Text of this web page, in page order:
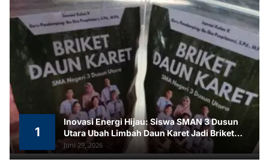
1
Inovasi Energi Hijau: Siswa SMAN 3 Dusun
Utara Ubah Limbah Daun Karet Jadi Briket
Ramah Lingkungan
Juni 29, 2026